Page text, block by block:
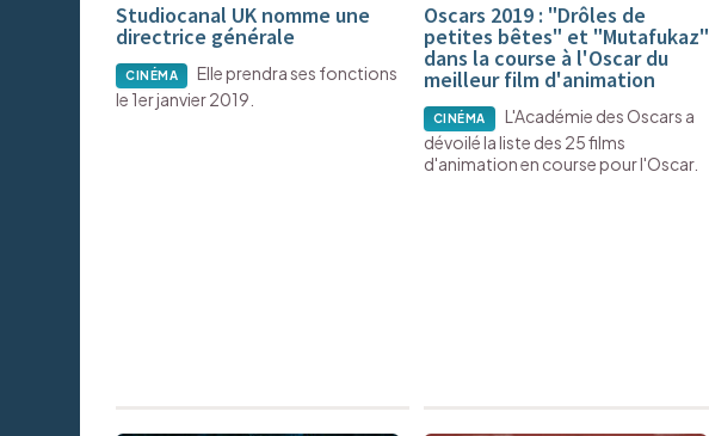
Studiocanal UK nomme une
directrice générale
CINÉMA
Elle prendra ses fonctions
le 1er janvier 2019.
Oscars 2019 : "Drôles de
petites bêtes" et "Mutafukaz"
dans la course à l'Oscar du
meilleur film d'animation
CINÉMA
L'Académie des Oscars a
dévoilé la liste des 25 films
d'animation en course pour l'Oscar.